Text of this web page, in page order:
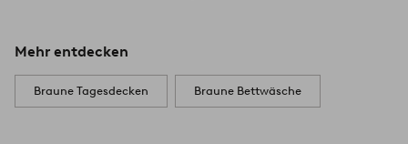
Mehr entdecken
Braune Tagesdecken Braune Bettwäsche